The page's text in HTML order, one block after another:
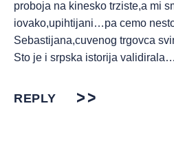
proboja na kinesko trziste,a mi
iovako,upihtijani…pa cemo
Sebastijana,cuvenog trgovca
Sto je i srpska istorija validirala…
REPLY